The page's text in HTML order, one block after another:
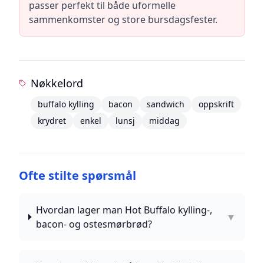
passer perfekt til både uformelle
sammenkomster og store bursdagsfester.
Nøkkelord
buffalo kylling bacon sandwich
oppskrift
krydret
enkel lunsj middag
Ofte stilte spørsmål
Hvordan lager man Hot Buffalo kylling-,
bacon- og ostesmørbrød?
▼